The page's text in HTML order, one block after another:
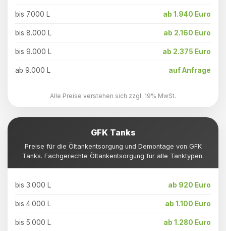
bis 7.000 L ab 1.940 Euro
bis 8.000 L ab 2.160 Euro
bis 9.000 L ab 2.375 Euro
ab 9.000 L auf Anfrage
Alle Preise verstehen sich zzgl. 19% MwSt.
GFK Tanks
Preise für die Öltankentsorgung und Demontage von GFK
Tanks. Fachgerechte Öltankentsorgung für alle Tanktypen.
bis 3.000 L ab 920 Euro
bis 4.000 L ab 1.100 Euro
bis 5.000 L ab 1.280 Euro